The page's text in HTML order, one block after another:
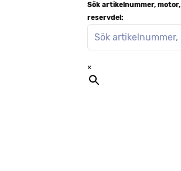
Sök artikelnummer, motor,
reservdel:
×